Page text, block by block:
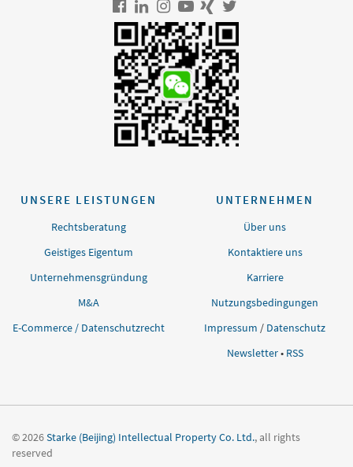
UNSERE LEISTUNGEN
Rechtsberatung
Geistiges Eigentum
Unternehmensgründung
M&A
E-Commerce / Datenschutzrecht
UNTERNEHMEN
Über uns
Kontaktiere uns
Karriere
Nutzungsbedingungen
Impressum / Datenschutz
Newsletter• RSS
© 2026Starke (Beijing) Intellectual Property Co. Ltd., all rights
reserved